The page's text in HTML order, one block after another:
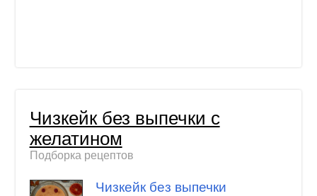
Чизкейк без выпечки с
желатином
Подборка рецептов
Чизкейк без выпечки